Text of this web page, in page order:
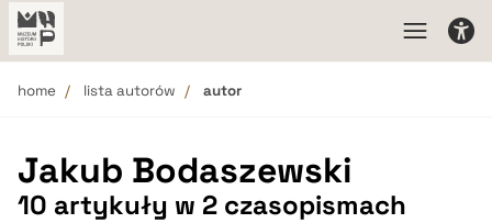
home lista autorów autor
Jakub Bodaszewski
10 artykuły w 2 czasopismach